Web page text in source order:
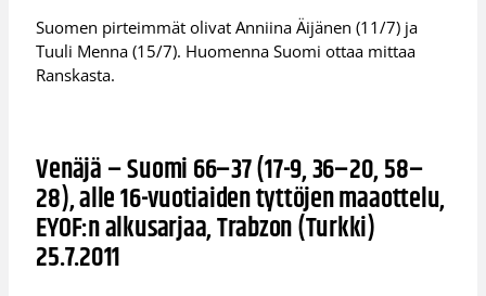
Suomen pirteimmät olivat Anniina Äijänen (11/7) ja
Tuuli Menna (15/7). Huomenna Suomi ottaa mittaa
Ranskasta.
Venäjä – Suomi 66–37 (17-9, 36–20, 58–
28), alle 16-vuotiaiden tyttöjen maaottelu,
EYOF:n alkusarjaa, Trabzon (Turkki)
25.7.2011